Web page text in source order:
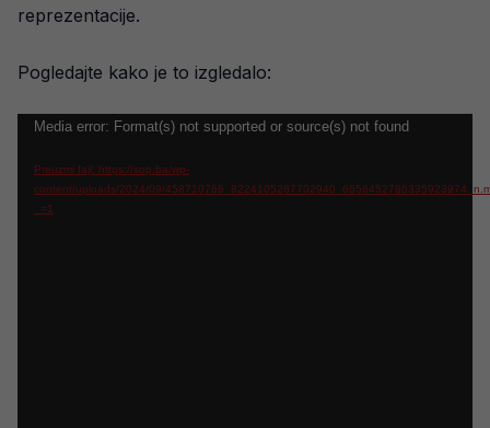
reprezentacije.
Pogledajte kako je to izgledalo:
Video
Media error: Format(s) not supported or source(s) not found
Preuzmi fajl: https://sop.ba/wp-
content/uploads/2024/09/
_=1